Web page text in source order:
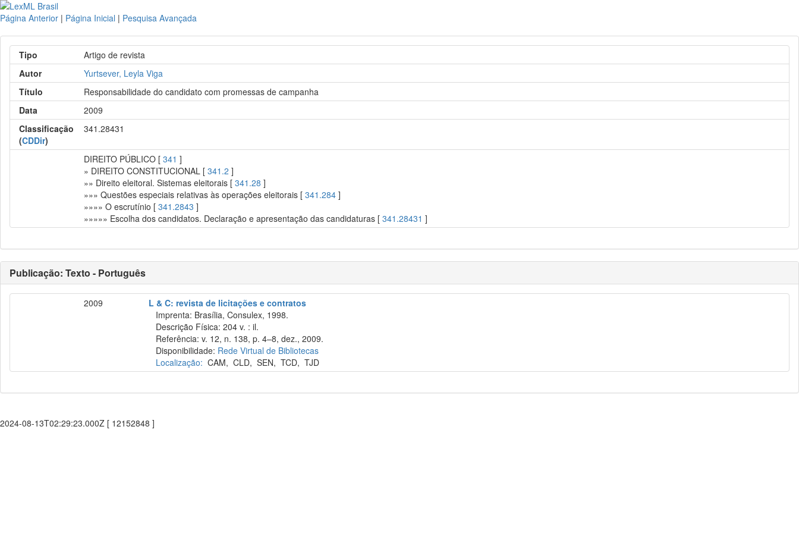
Página Anterior | Página Inicial | Pesquisa Avançada
Tipo
Artigo de revista
Autor
Yurtsever, Leyla Viga
Título
Responsabilidade do candidato com promessas de campanha
Data
2009
Classificação
(CDDir)
341.28431
DIREITO PÚBLICO [341 ]
» DIREITO CONSTITUCIONAL [341.2 ]
»» Direito eleitoral. Sistemas eleitorais [341.28 ]
»»» Questões especiais relativas às operações eleitorais [341.284 ]
»»»» O escrutínio [341.2843 ]
»»»»» Escolha dos candidatos. Declaração e apresentação das candidaturas [341.28431 ]
Publicação: Texto - Português
2009
L & C: revista de licitações e contratos
Imprenta: Brasília, Consulex, 1998.
Descrição Física: 204 v. : il.
Referência: v. 12, n. 138, p. 4–8, dez., 2009.
Disponibilidade: Rede Virtual de Bibliotecas
Localização: CAM,CLD,SEN,TCD,TJD
2024-08-13T02:29:23.000Z [ 12152848 ]